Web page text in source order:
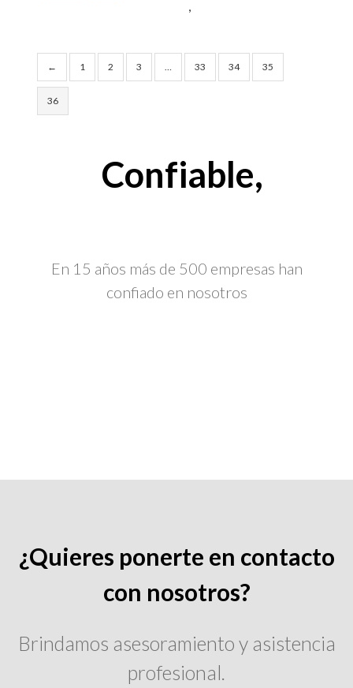
← 1 2 3 33 34 35
36
Confiable,
En 15 años más de 500 empresas han
confiado en nosotros
¿Quieres ponerte en contacto
con nosotros?
Brindamos asesoramiento y asistencia
profesional.